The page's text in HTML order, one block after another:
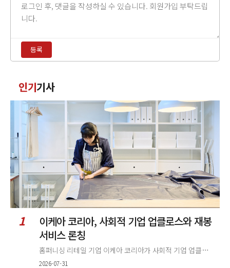
력
등록
글
인기기사
1
이케아 코리아, 사회적 기업 업클로스와 재봉
서비스 론칭
홈퍼니싱 리테일 기업 이케아 코리아가 사회적 기업 업클로스(Upcloth)와 협력해 재봉 서비스를 선보인다. 이번 협업은 이케
2026-07-31